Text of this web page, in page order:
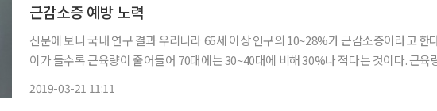
근감소증 예방 노력
신문에 보니 국내 연구 결과 우리나라 65세 이상 인구의 10~28%가 근감소증이라고 한
이가 들수록 근육량이 줄어들어 70대에는 30~40대에 비해 30%나 적다는 것이다. 근육
2019-03-21 11:11